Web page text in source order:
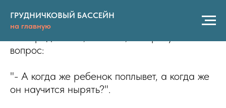
ГРУДНИЧКОВЫЙ БАССЕЙН
на главную
Когда же ребенок поплывет?
вопрос:
"- А когда же ребенок поплывет, а когда же
он научится нырять?".